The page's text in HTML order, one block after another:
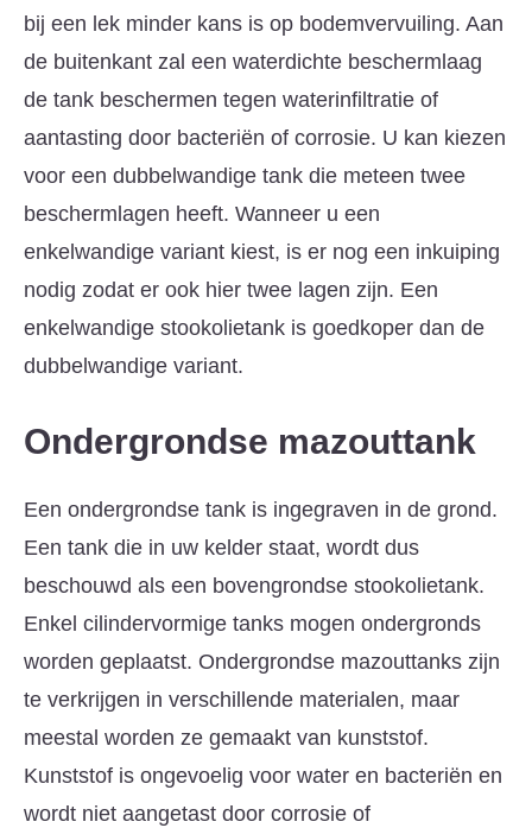
bij een lek minder kans is op bodemvervuiling. Aan
de buitenkant zal een waterdichte beschermlaag
de tank beschermen tegen waterinfiltratie of
aantasting door bacteriën of corrosie. U kan kiezen
voor een dubbelwandige tank die meteen twee
beschermlagen heeft. Wanneer u een
enkelwandige variant kiest, is er nog een inkuiping
nodig zodat er ook hier twee lagen zijn. Een
enkelwandige stookolietank is goedkoper dan de
dubbelwandige variant.
Ondergrondse mazouttank
Een ondergrondse tank is ingegraven in de grond.
Een tank die in uw kelder staat, wordt dus
beschouwd als een bovengrondse stookolietank.
Enkel cilindervormige tanks mogen ondergronds
worden geplaatst. Ondergrondse mazouttanks zijn
te verkrijgen in verschillende materialen, maar
meestal worden ze gemaakt van kunststof.
Kunststof is ongevoelig voor water en bacteriën en
wordt niet aangetast door corrosie of